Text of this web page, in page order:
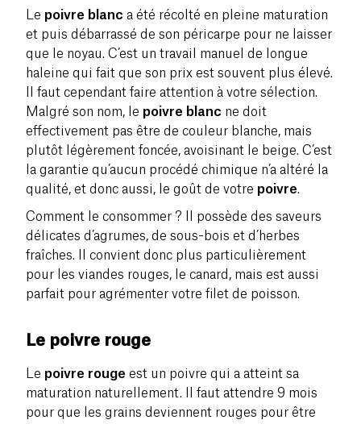
Le poivre blanc a été récolté en pleine maturation
et puis débarrassé de son péricarpe pour ne laisser
que le noyau. C’est un travail manuel de longue
haleine qui fait que son prix est souvent plus élevé.
Il faut cependant faire attention à votre sélection.
Malgré son nom, le poivre blanc ne doit
effectivement pas être de couleur blanche, mais
plutôt légèrement foncée, avoisinant le beige. C’est
la garantie qu’aucun procédé chimique n’a altéré la
qualité, et donc aussi, le goût de votre poivre.
Comment le consommer ? Il possède des saveurs
délicates d’agrumes, de sous-bois et d’herbes
fraîches. Il convient donc plus particulièrement
pour les viandes rouges, le canard, mais est aussi
parfait pour agrémenter votre filet de poisson.
Le poivre rouge
Le poivre rouge est un poivre qui a atteint sa
maturation naturellement. Il faut attendre 9 mois
pour que les grains deviennent rouges pour être